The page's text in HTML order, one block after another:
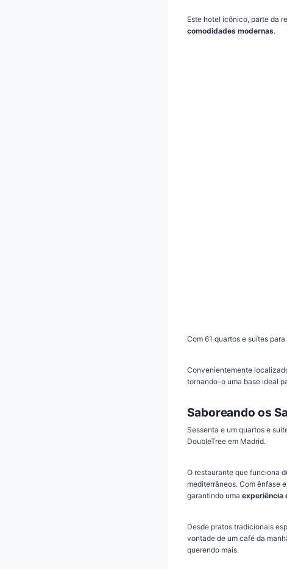
Este hotel icônico, parte da
comodidades modernas.
Com 61 quartos e suítes
Convenientemente
tornando-o uma base ideal
Saboreando os
Sessenta e um quartos e
DoubleTree em Madrid.
O restaurante que funciona
mediterrâneos. Com ênfase
garantindo uma experiência
Desde pratos tradicionais
vontade de um café da
querendo mais.